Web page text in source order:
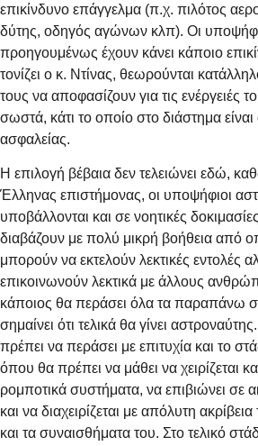
επικίνδυνο επάγγελμα (π.χ. πιλότος
δύτης, οδηγός αγώνων κλπ). Οι
προηγουμένως έχουν κάνει κάποιο
τονίζει ο κ. Ντίνας, θεωρούνται
τους να αποφασίζουν για τις ενέργειές
σωστά, κάτι το οποίο στο διάστημα
ασφαλείας.
Η επιλογή βέβαια δεν τελειώνει εδώ,
Έλληνας επιστήμονας, οι υποψήφιοι
υποβάλλονται και σε νοητικές
διαβάζουν με πολύ μικρή βοήθεια από
μπορούν να εκτελούν λεκτικές εντολές
επικοινωνούν λεκτικά με άλλους
κάποιος θα περάσει όλα τα παραπάνω
σημαίνει ότι τελικά θα γίνει
πρέπει να περάσει με επιτυχία και το
όπου θα πρέπει να μάθει να χειρίζεται
ρομποτικά συστήματα, να επιβιώνει σε
και να διαχειρίζεται με απόλυτη
και τα συναισθήματα του. Στο τελικό